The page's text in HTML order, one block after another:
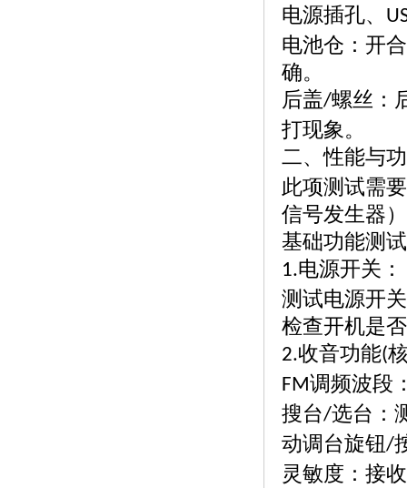
电源插孔、
电池仓：开
确。
后盖/螺丝：
打现象。
二、性能与
此项测试需
信号发生器
基础功能测
1.电源开关：
测试电源开
检查开机是
2.收音功能(
FM调频波段
搜台/选台：
动调台旋钮/
灵敏度：接